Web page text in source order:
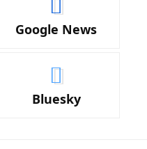
Google News
Bluesky